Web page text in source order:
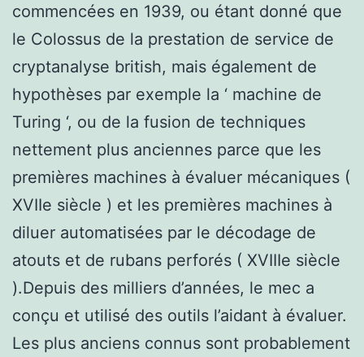
commencées en 1939, ou étant donné que
le Colossus de la prestation de service de
cryptanalyse british, mais également de
hypothèses par exemple la ‘ machine de
Turing ‘, ou de la fusion de techniques
nettement plus anciennes parce que les
premières machines à évaluer mécaniques (
XVIIe siècle ) et les premières machines à
diluer automatisées par le décodage de
atouts et de rubans perforés ( XVIIIe siècle
).Depuis des milliers d’années, le mec a
conçu et utilisé des outils l’aidant à évaluer.
Les plus anciens connus sont probablement